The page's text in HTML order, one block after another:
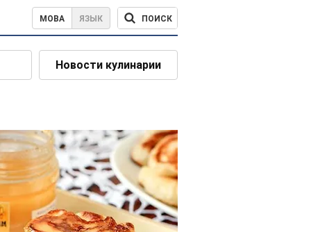
МОВА ЯЗЫК ПОИСК
Новости кулинарии